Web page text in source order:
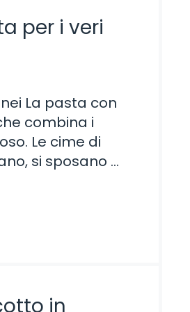
per i veri
La pasta con
combina i
Le cime di
si sposano …
in